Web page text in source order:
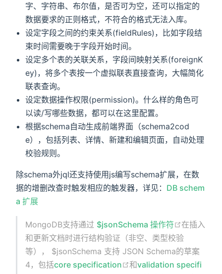
字、字符串、布尔值，是否可为空，还可以指定的
数据要求的正则格式，不符合的格式无法入库。
设定字段之间的约束关系(fieldRules)，比如字段结
束时间需要晚于字段开始时间。
设定多个表的关联关系，字段间映射关系(foreignK
ey)，将多个表按一个虚拟联表直接查询，大幅简化
联表查询。
设定数据操作权限(permission)。什么样的角色可
以读/写哪些数据，都可以在这里配置。
根据schema自动生成前端界面（schema2cod
e），包括列表、详情、新建和编辑页面，自动处理
校验规则。
除schema外jql还支持使用js编写schema扩展，在数
据的增删改查时触发相应的触发器，详见： DB schem
a 扩展
MongoDB支持通过 $jsonSchema 操作符
在插入
和更新文档时进行结构验证（非空、类型校验
等）， $jsonSchema 支持 JSON Schema的草案
4，包括core specification 和validation specifi